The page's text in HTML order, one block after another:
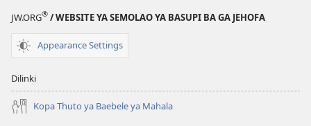
JW.ORG® / WEBSITE YA SEMOLAO YA BASUPI BA GA JEHOFA
Appearance Settings
Dilinki
Kopa Thuto ya Baebele ya Mahala